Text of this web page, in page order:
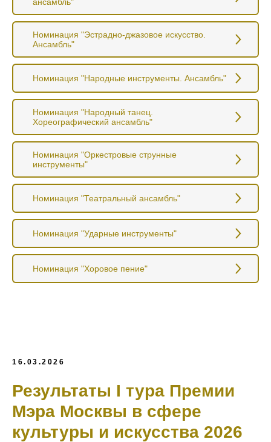
Номинация "Эстрадно-джазовое искусство.
Ансамбль"
Номинация "Народные инструменты. Ансамбль"
Номинация "Народный танец.
Хореографический ансамбль"
Номинация "Оркестровые струнные
инструменты"
Номинация "Театральный ансамбль"
Номинация "Ударные инструменты"
Номинация "Хоровое пение"
16.03.2026
Результаты I тура Премии
Мэра Москвы в сфере
культуры и искусства 2026